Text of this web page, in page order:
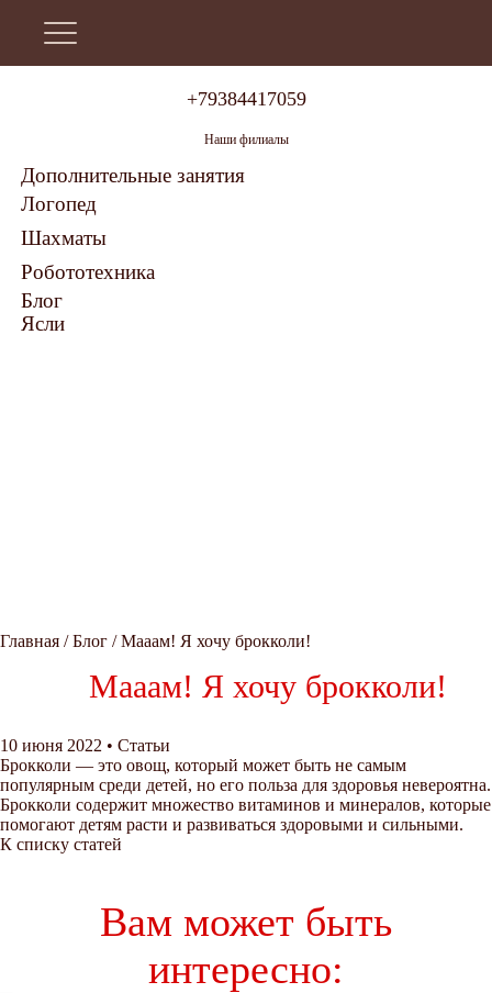
+79384417059
Наши филиалы
Дополнительные занятия
Логопед
Шахматы
Робототехника
Блог
Ясли
Главная / Блог / Мааам! Я хочу брокколи!
Мааам! Я хочу брокколи!
10 июня 2022 • Статьи
Брокколи — это овощ, который может быть не самым
популярным среди детей, но его польза для здоровья невероятна.
Брокколи содержит множество витаминов и минералов, которые
помогают детям расти и развиваться здоровыми и сильными.
К списку статей
Вам может быть
интересно: